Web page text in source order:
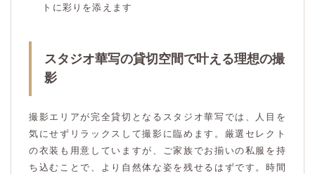
トに彩りを添えます
スタジオ華写の貸切空間で叶える理想の撮
影
撮影エリアが完全貸切となるスタジオ華写では、人目を
気にせずリラックスして撮影に臨めます。厳選セレクト
の衣装も用意していますが、ご家族でお揃いの私服を持
ち込むことで、より自然体な姿を残せるはずです。時間